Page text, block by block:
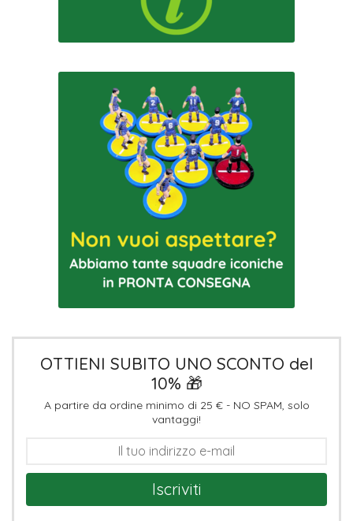
OTTIENI SUBITO UNO SCONTO del
10% 🎁
A partire da ordine minimo di 25 € - NO SPAM, solo
vantaggi!
Iscriviti